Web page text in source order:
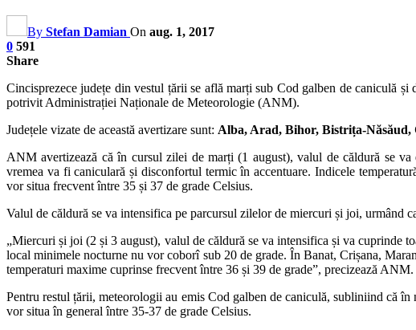
By Stefan Damian On aug. 1, 2017
0 591
Share
Cincisprezece județe din vestul țării se află marți sub Cod galben de caniculă
potrivit Administrației Naționale de Meteorologie (ANM).
Județele vizate de această avertizare sunt: Alba, Arad, Bihor, Bistrița-Năsăud,
ANM avertizează că în cursul zilei de marți (1 august), valul de căldură se
vremea va fi caniculară și disconfortul termic în accentuare. Indicele
vor situa frecvent între 35 și 37 de grade Celsius.
Valul de căldură se va intensifica pe parcursul zilelor de miercuri și joi, urmând
„Miercuri și joi (2 și 3 august), valul de căldură se va intensifica și va cuprinde
local minimele nocturne nu vor coborî sub 20 de grade. În Banat, Crișana,
temperaturi maxime cuprinse frecvent între 36 și 39 de grade”, precizează ANM.
Pentru restul țării, meteorologii au emis Cod galben de caniculă, subliniind că
vor situa în general între 35-37 de grade Celsius.